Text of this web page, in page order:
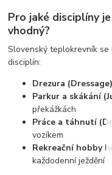
Pro jaké disciplíny
vhodný?
Slovenský teplokrevník
disciplín:
Drezura (Dressage)
Parkur a skákání
překážkách
Práce a táhnutí
vozíkem
Rekreační hobby
každodenní ježdění